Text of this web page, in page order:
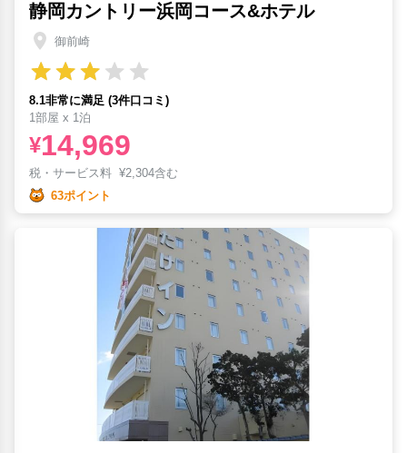
静岡カントリー浜岡コース&ホテル
御前崎
8.1非常に満足 (3件口コミ)
1部屋 x 1泊
¥14,969
税・サービス料 ¥2,304含む
63ポイント